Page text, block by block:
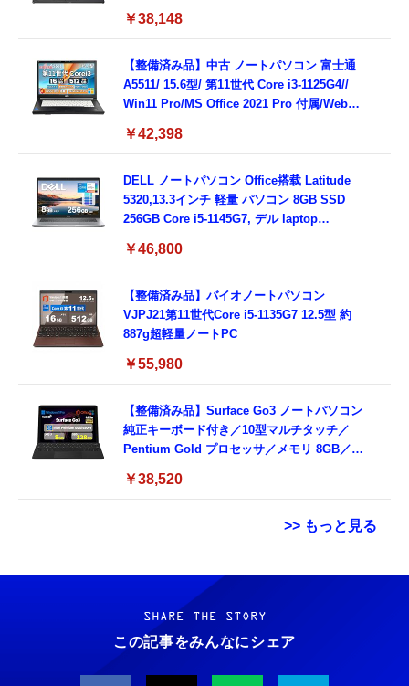
Type-C/360度回転対応/有線静音マウス付
8GB,SSD256GB)
￥38,148
【整備済み品】中古 ノートパソコン 富士通
A5511/ 15.6型/ 第11世代 Core i3-1125G4//
Win11 Pro/MS Office 2021 Pro 付属/Webカ
3.0)/ 有線静音マウス付属/ 180日保証（メモリ
￥42,398
DELL ノートパソコン Office搭载 Latitude
5320,13.3インチ 軽量 パソコン 8GB SSD
256GB Core i5-1145G7, デル laptop
ド付き (整備済み品)
￥46,800
【整備済み品】バイオノートパソコン
VJPJ21第11世代Core i5-1135G7 12.5型 約
887g超軽量ノートPC
￥55,980
【整備済み品】Surface Go3 ノートパソコン
純正キーボード付き／10型マルチタッチ／
Pentium Gold プロセッサ／メモリ 8GB／
Bluetooth5.0／USB-C／1080p顔認証カメラ
￥38,520
>> もっと見る
Grithope イヤホン タイプC【2026新モデル
耐久性】 有線イヤホン マイク付き HiFi音質
ノイズ低減 重低音 遅延なし
￥949
霊界コミュニケーションロボット BAKETAN
WARASHI ばけたん ワラシ 改 KAI
￥5,400
SHARE THE STORY
この記事をみんなにシェア